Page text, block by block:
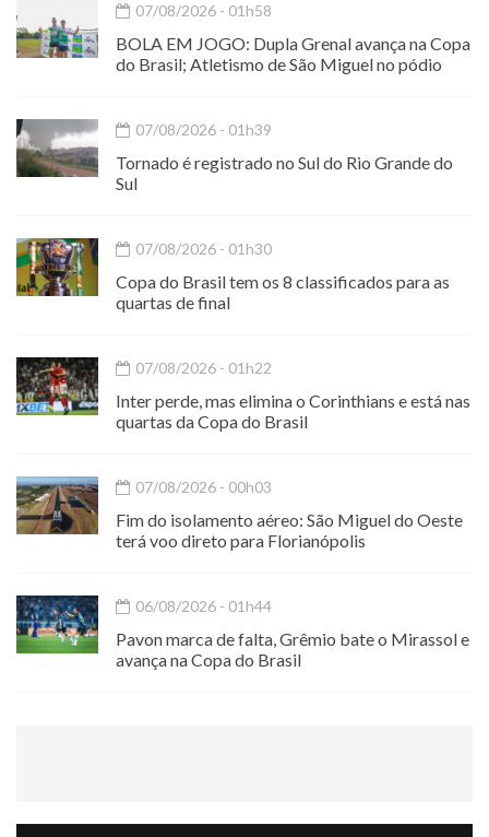
07/08/2026 - 01h58
BOLA EM JOGO: Dupla Grenal avança na Copa
do Brasil; Atletismo de São Miguel no pódio
07/08/2026 - 01h39
Tornado é registrado no Sul do Rio Grande do
Sul
07/08/2026 - 01h30
Copa do Brasil tem os 8 classificados para as
quartas de final
07/08/2026 - 01h22
Inter perde, mas elimina o Corinthians e está nas
quartas da Copa do Brasil
07/08/2026 - 00h03
Fim do isolamento aéreo: São Miguel do Oeste
terá voo direto para Florianópolis
06/08/2026 - 01h44
Pavon marca de falta, Grêmio bate o Mirassol e
avança na Copa do Brasil